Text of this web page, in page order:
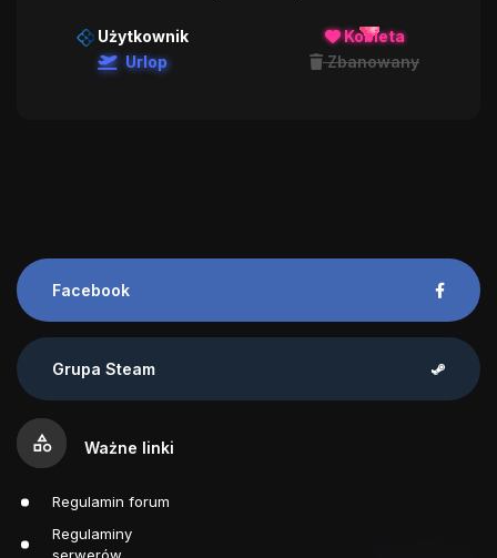
Użytkownik
Kobieta
Urlop
Zbanowany
Facebook
Grupa Steam
category Ważne linki
Regulamin forum
Regulaminy